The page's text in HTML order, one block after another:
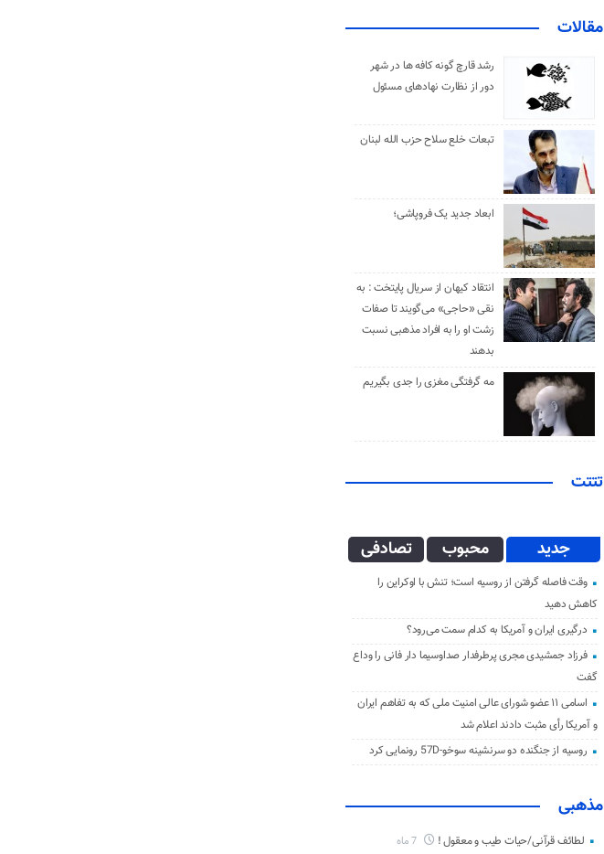
مقالات
رشد قارچ گونه کافه ها در شهر
دور از نظارت نهادهای مسئول
تبعات خلع سلاح حزب الله لبنان
ابعاد جدید یک فروپاشی؛
انتقاد کیهان از سریال پایتخت : به
نقی «حاجی» می‌گویند تا صفات
زشت او را به افراد مذهبی نسبت
بدهند
مه گرفتگی مغزی را جدی بگیریم
تتتت
جدید محبوب تصادفی
وقت فاصله گرفتن از روسیه است؛ تنش با اوکراین را
کاهش دهید
درگیری ایران و آمریکا به کدام سمت می‌رود؟
فرزاد جمشیدی مجری پرطرفدار صداوسیما دار فانی را وداع
گفت
اسامی ۱۱ عضو شورای عالی امنیت ملی که به تفاهم ایران
و آمریکا رأی مثبت دادند اعلام شد
روسیه از جنگنده دو سرنشینه سوخو-57D رونمایی کرد
مذهبی
لطائف قرآنی/حیات طیب و معقول !